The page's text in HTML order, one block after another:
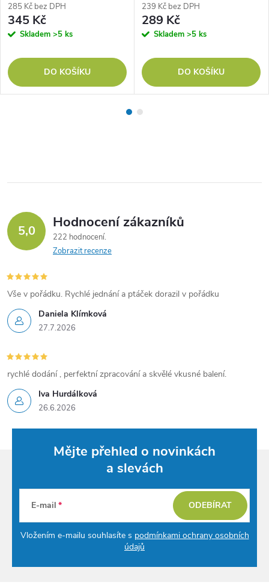
285 Kč bez DPH
345 Kč
Skladem >5 ks
DO KOŠÍKU
239 Kč bez DPH
289 Kč
Skladem >5 ks
DO KOŠÍKU
5,0 Hodnocení zákazníků
222 hodnocení
Zobrazit recenze
Daniela Klímková
27.7.2026
Vše v pořádku. Rychlé jednání a ptáček dorazil v pořádku
Iva Hurdálková
26.6.2026
rychlé dodání , perfektní zpracování a skvělé vkusné balení.
Mějte přehled o novinkách
a slevách
E-mail
Vložením e-mailu souhlasíte s podmínkami ochrany osobních
údajů
ODEBÍRAT